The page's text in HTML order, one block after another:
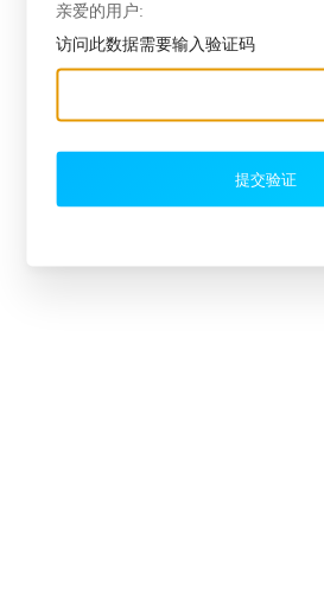
亲爱的用户:
访问此数据需要输入验证码